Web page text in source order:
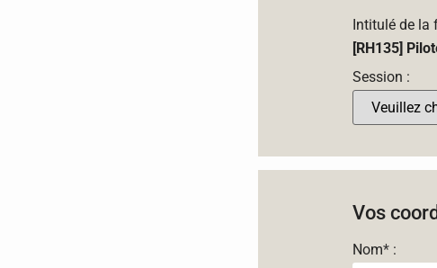
Intitulé de la
[RH135]
Session :
Vos
Nom* :